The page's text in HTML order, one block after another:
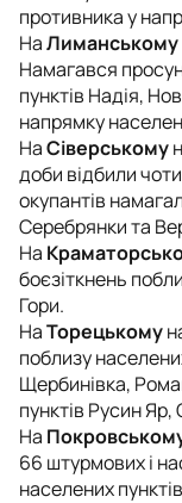
противника у
НаЛиманському
Намагався
пунктів Надія,
напрямку
НаСіверському
доби відбили
окупантів
Серебрянки та
На
боєзіткнень
Гори.
НаТорецькому
поблизу
Щербинівка,
пунктів Русин
На
66 штурмових і
населених